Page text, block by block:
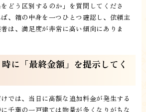
をどう区別するのか」を質問してくださ
、箱の中身を一つひとつ確認し、依頼主
は、満足度が非常に高い傾向にありま
に「最終金額」を提示してく
では、当日に高額な追加料金が発生する
千葉の一戸建ては物量が多くなりがちな